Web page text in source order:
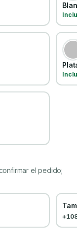
el pedido;